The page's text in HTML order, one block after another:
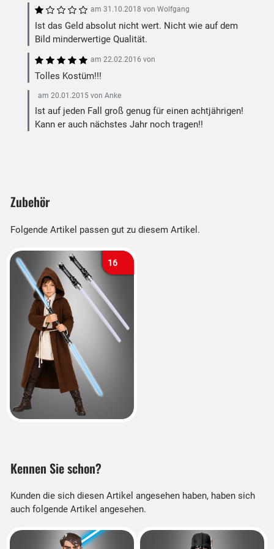
am 31.10.2018 von Wolfgang
Ist das Geld absolut nicht wert. Nicht wie auf dem
Bild minderwertige Qualität.
am 22.02.2016 von
Tolles Kostüm!!!
am 20.01.2015 von Anke
Ist auf jeden Fall groß genug für einen achtjährigen!
Kann er auch nächstes Jahr noch tragen!!
Zubehör
Folgende Artikel passen gut zu diesem Artikel.
16
Kennen Sie schon?
Kunden die sich diesen Artikel angesehen haben, haben sich
auch folgende Artikel angesehen.